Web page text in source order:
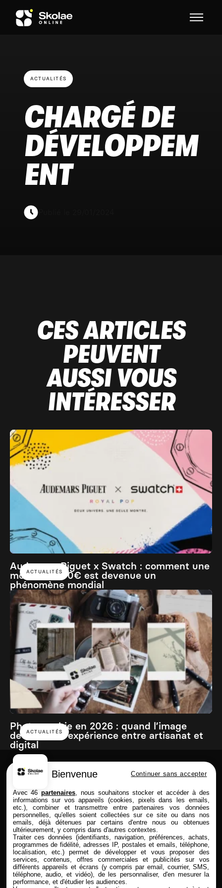
Skip to content
ACTUALITÉS
CHARGÉ DE
DÉVELOPPEM
ENT
CES ARTICLES
PEUVENT
AUSSI VOUS
INTÉRESSER
ACTUALITÉS
Audemars Piguet x Swatch : comment une
montre à 400€ est devenue un
phénomène mondial
ACTUALITÉS
Photographie en 2026 : quand l’image
devient une expérience entre artisanat et
digital
FORMATIONS
Commerce & Achat
Design & Photo
Comptabilité & Finance
Immobilier
Marketing & Communication
SKOLAE ONLINE
Présentation
Enseignement à distance
Admission & Financement
Alternance & entreprise
Rythmes & contrats
Continuer sans accepter
Bienvenue
Avec 46partenaires , nous souhaitons stocker et accéder à des
informations sur vos appareils (cookies, pixels dans les emails,
etc.), combiner et transmettre entre partenaires vos données
personnelles, qu'elles soient collectées sur ce site ou dans nos
emails, déjà détenues par certains d'entre nous ou obtenues
ultérieurement, y compris dans d'autres contextes.
Traiter ces données (identifiants, navigation, préférences, achats,
programmes de fidélité, adresses IP, postales et emails, téléphone,
localisation, etc.) permet de développer et vous proposer des
services, contenus, offres commerciales et publicités sur vos
différents appareils et écrans (y compris par email, courrier, SMS,
téléphone, audio, et vidéo), de les personnaliser, d'en mesurer la
performance, et d'étudier les audiences.